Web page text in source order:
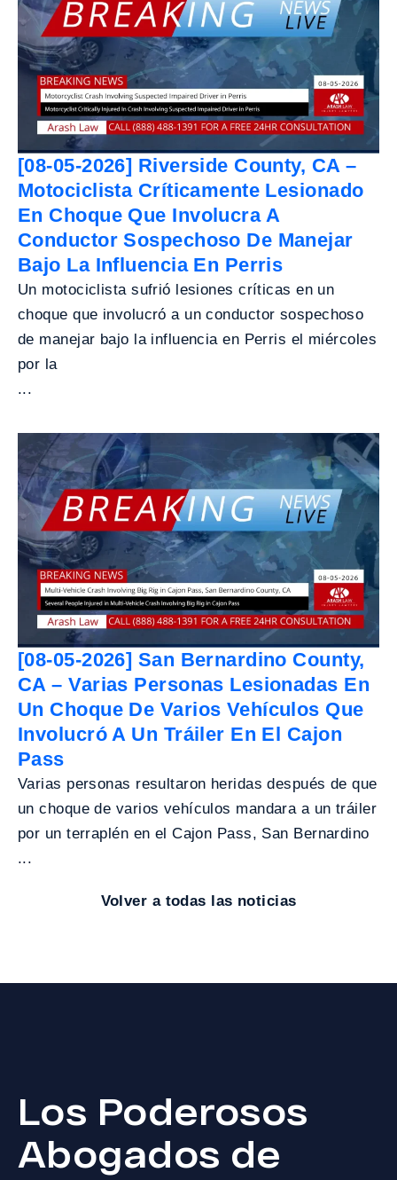
[08-05-2026] Riverside County, CA –
Motociclista Críticamente Lesionado
En Choque Que Involucra A
Conductor Sospechoso De Manejar
Bajo La Influencia En Perris
Un motociclista sufrió lesiones críticas en un
choque que involucró a un conductor sospechoso
de manejar bajo la influencia en Perris el miércoles
por la
...
[08-05-2026] San Bernardino County,
CA – Varias Personas Lesionadas En
Un Choque De Varios Vehículos Que
Involucró A Un Tráiler En El Cajon
Pass
Varias personas resultaron heridas después de que
un choque de varios vehículos mandara a un tráiler
por un terraplén en el Cajon Pass, San Bernardino
...
Volver a todas las noticias
Los Poderosos
Abogados de